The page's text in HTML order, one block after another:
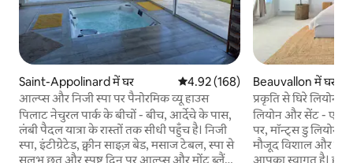
Saint-Appolinard में घर औसत रेटिंग 5 में से 4.92, 168 समीक्षाएँ
4.92 (168)
आल्प्स और निजी स्पा पर पैनोरमिक व्यू हाउस
पिलाट नेचुरल पार्क के बीचों - बीच, आर्देचे के पास,
लंबी पैदल यात्रा के रास्तों तक सीधी पहुँच है। निजी
स्पा, इंटीग्रेटेड, क्वीन साइज़ बेड, मसाज टेबल, स्पा से
सुलभ छत और स्पष्ट दिन पर आल्प्स और मोंट ब्लैंक
Beauvallon में घर
प्रकृति से घिरे लियोन से
वाला लॉफ़्ट!
लियोन और सेंट -
पर, मॉन्ट्स डु
मौजूद विशाल और
आपका स्वागत है। हमारी प्रॉपर्टी में मौजूद, आपके